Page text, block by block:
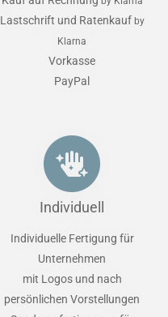
Lastschrift und Ratenkauf by
Klarna
Vorkasse
PayPal
Individuell
Individuelle Fertigung für
Unternehmen
mit Logos und nach
persönlichen Vorstellungen